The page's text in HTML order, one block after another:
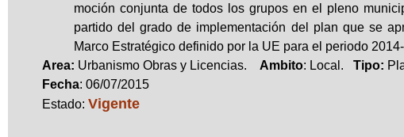
moción conjunta de todos los grupos en el pleno
partido del grado de implementación del plan que se
Marco Estratégico definido por la UE para el periodo
Area: Urbanismo Obras y Licencias. Ambito: Local. Tipo:
Fecha: 06/07/2015
Estado: Vigente